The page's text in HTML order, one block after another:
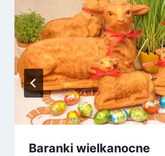
Baranki wielkanocne